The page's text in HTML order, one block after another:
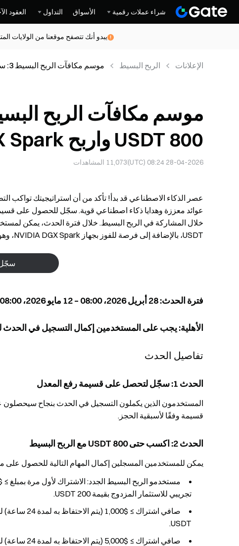
شراء عملات رقمية الأسواق التداول العقود
يبدو أنك تتصفح موقعنا من الولايات
الإعلانات الربح البسيط
800 USDT واربح NVIDIA AI DGX Spark
28-04-2026 08:24 (UTC)
11,073 المشاهدات
USDT، بالإضافة إلى فرصة للفوز بجهاز NVIDIA DGX Spark، وهو جهاز حوسبة ذكاء اصطناعي من الطراز الأول.
سجّل
فترة الحدث: 28 أبريل 2026، 08:00 – 12 مايو 2026، 08:00 (UTC)
الأهلية: يجب على المستخدمين إكمال التسجيل في الحدث
تفاصيل الحدث
الحدث 1: سجّل لتحصل على قسيمة رفع المعدل
قسيمة وفقًا لأسبقية الحجز.
الحدث 2: اكسب حتى 800 USDT مع الربح البسيط
يمكن للمستخدمين المسجلين إكمال المهام التالية للحصول على
تجريبي للاستثمار المزدوج بقيمة 200 USDT.
USDT.